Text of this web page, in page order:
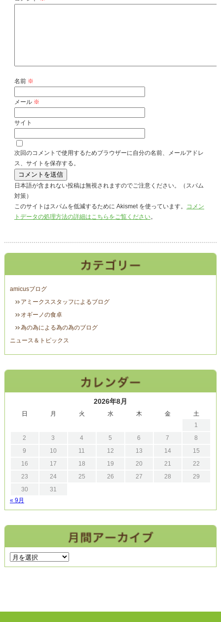
名前 ※
メール ※
サイト
次回のコメントで使用するためブラウザーに自分の名前、メールアドレ
ス、サイトを保存する。
日本語が含まれない投稿は無視されますのでご注意ください。（スパム
対策）
このサイトはスパムを低減するために Akismet を使っています。 コメン
トデータの処理方法の詳細はこちらをご覧ください。
amicusブログ
アミークススタッフによるブログ
オギーノの食卓
為の為による為の為のブログ
ニュース＆トピックス
2026年8月
日 月 火 水 木 金
土
1
2
3 4 5 6 7
8
9
10 11 12 13 14
15
16
17 18 19 20 21
22
23
24 25 26 27 28
29
30
31
« 9月